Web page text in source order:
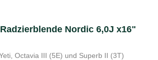
Nordic 6,0J x16"